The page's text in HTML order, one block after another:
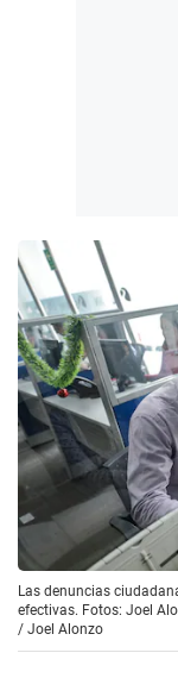
Las denuncias
efectivas. Fotos: Joel
/ Joel Alonzo